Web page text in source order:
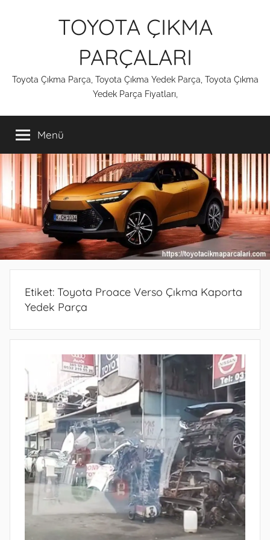
TOYOTA ÇIKMA
PARÇALARI
Toyota Çıkma Parça, Toyota Çıkma Yedek Parça, Toyota Çıkma
Yedek Parça Fiyatları,
Menü
Etiket: Toyota Proace Verso Çıkma Kaporta
Yedek Parça